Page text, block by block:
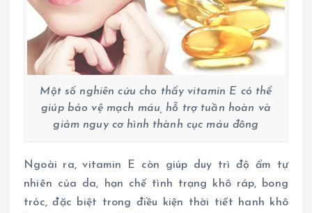
Một số nghiên cứu cho thấy vitamin E có thể
giúp bảo vệ mạch máu, hỗ trợ tuần hoàn và
giảm nguy cơ hình thành cục máu đông
Ngoài ra, vitamin E còn giúp duy trì độ ẩm tự
nhiên của da, hạn chế tình trạng khô ráp, bong
tróc, đặc biệt trong điều kiện thời tiết hanh khô